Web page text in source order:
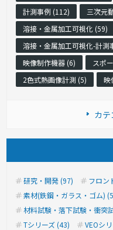
計測事例 (112)
三次元
溶接・金属加工可視化 (59)
溶接・金属加工可視化-計測
映像制作機器 (6)
スポ
2色式熱画像計測 (5)
映
カ
研究・開発 (97)
フロン
素材(鉄鋼・ガラス・ゴム)
材料試験・落下試験・衝突
Tシリーズ (43)
VEOシ